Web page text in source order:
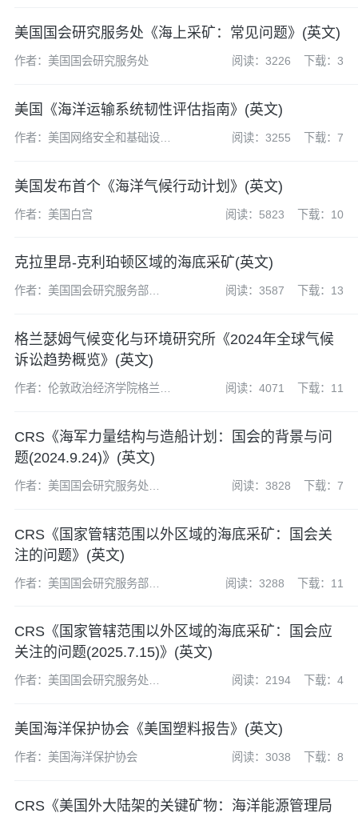
美国国会研究服务处《海上采矿：常见问题》(英文)
作者：美国国会研究服务处 阅读：3226 下载：3
美国《海洋运输系统韧性评估指南》(英文)
作者：美国网络安全和基础设施
阅读：3255 下载：7
美国发布首个《海洋气候行动计划》(英文)
作者：美国白宫 阅读：5823 下载：10
克拉里昂-克利珀顿区域的海底采矿(英文)
作者：美国国会研究服务部
阅读：3587 下载：13
格兰瑟姆气候变化与环境研究所《2024年全球气候
诉讼趋势概览》(英文)
作者：伦敦政治经济学院格兰瑟
阅读：4071 下载：11
CRS《海军力量结构与造船计划：国会的背景与问
题(2024.9.24)》(英文)
作者：美国国会研究服务处
阅读：3828 下载：7
CRS《国家管辖范围以外区域的海底采矿：国会关
注的问题》(英文)
作者：美国国会研究服务部
阅读：3288 下载：11
CRS《国家管辖范围以外区域的海底采矿：国会应
关注的问题(2025.7.15)》(英文)
作者：美国国会研究服务处
阅读：2194 下载：4
美国海洋保护协会《美国塑料报告》(英文)
作者：美国海洋保护协会 阅读：3038 下载：8
CRS《美国外大陆架的关键矿物：海洋能源管理局